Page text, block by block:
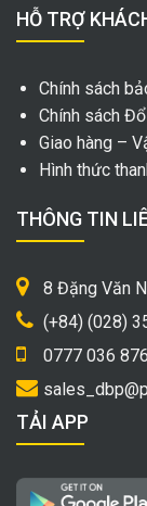
HỖ TRỢ
Chính sách
Chính sách
Giao hàng –
Hình thức
THÔNG TIN
8 Đặng Văn
(+84) (028)
0777 036 876
TẢI APP